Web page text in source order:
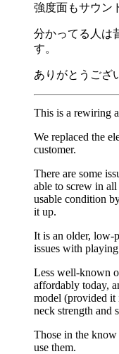
強度面もサウン
分かってる人は
す。
ありがとうござ
This is a rewiring
We replaced the
customer.
There are some
able to screw in
usable condition
it up.
It is an older, low-
issues with
Less well-known
affordably today,
model (provided it
neck strength and
Those in the know
use them.